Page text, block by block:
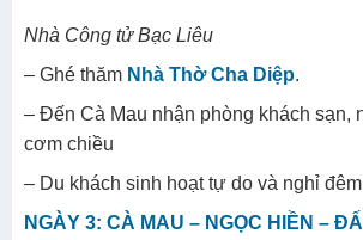
Nhà Công tử Bạc Liêu
– Ghé thăm Nhà Thờ Cha Diệp.
– Đến Cà Mau nhận phòng khách sạn,
cơm chiều
– Du khách sinh hoạt tự do và nghỉ
NGÀY 3: CÀ MAU – NGỌC HIỀN –